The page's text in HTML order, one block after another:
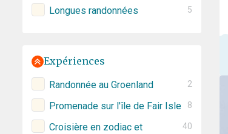
Longues randonnées 5
Expériences
Randonnée au Groenland 2
Promenade sur l'île de Fair Isle 8
Croisière en zodiac et
40